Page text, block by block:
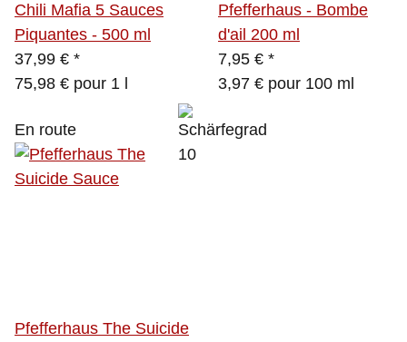
Chili Mafia 5 Sauces
Piquantes - 500 ml
37,99 € *
75,98 € pour 1 l
Pfefferhaus - Bombe
d'ail 200 ml
7,95 € *
3,97 € pour 100 ml
En route
Pfefferhaus The Suicide